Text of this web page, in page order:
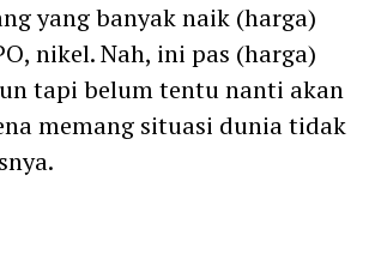
yang banyak naik (harga)
nikel. Nah, ini pas (harga)
tapi belum tentu nanti akan
memang situasi dunia tidak